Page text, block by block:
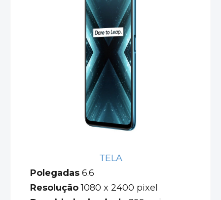
TELA
Polegadas 6.6
Resolução1080 x 2400 pixel